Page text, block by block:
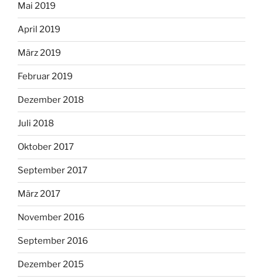
Mai 2019
April 2019
März 2019
Februar 2019
Dezember 2018
Juli 2018
Oktober 2017
September 2017
März 2017
November 2016
September 2016
Dezember 2015